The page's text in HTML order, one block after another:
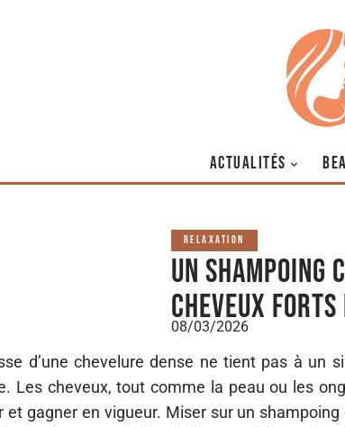
ACTUALITÉS
RELAXATION
Un
cheveux
08/03/2026
d’une chevelure dense ne tient pas à un
Les cheveux, tout comme la peau ou les
et gagner en vigueur. Miser sur un